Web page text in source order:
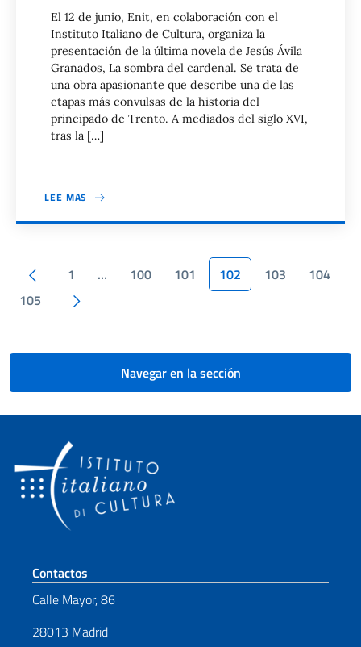
El 12 de junio, Enit, en colaboración con el
Instituto Italiano de Cultura, organiza la
presentación de la última novela de Jesús Ávila
Granados, La sombra del cardenal. Se trata de
una obra apasionante que describe una de las
etapas más convulsas de la historia del
principado de Trento. A mediados del siglo XVI,
tras la […]
LEE MAS
Paginación
Pagina anterior
1 … 100 101 102 103
104
105
Navegar en la sección
Sezione footer
Contactos
Calle Mayor, 86
28013 Madrid